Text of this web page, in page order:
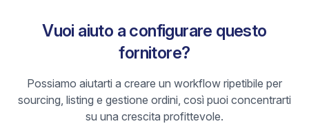
Vuoi aiuto a configurare questo
fornitore?
Possiamo aiutarti a creare un workflow ripetibile per
sourcing, listing e gestione ordini, così puoi concentrarti
su una crescita profittevole.